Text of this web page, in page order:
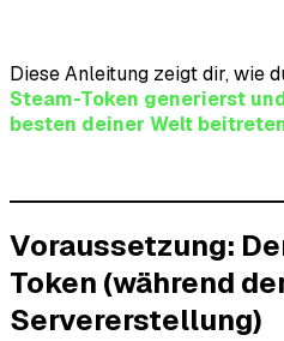
Diese Anleitung zeigt dir, wie
Steam-Token generierst
besten deiner Welt
Voraussetzung:
Token (während
Servererstellung)